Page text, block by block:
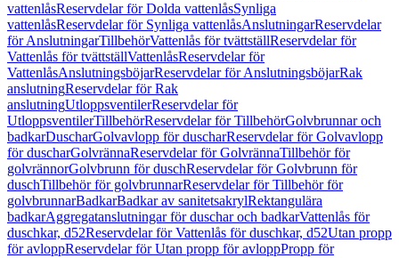
vattenlåsReservdelar för Dolda vattenlåsSynliga
vattenlåsReservdelar för Synliga vattenlåsAnslutningarReservdelar
för AnslutningarTillbehörVattenlås för tvättställReservdelar för
Vattenlås för tvättställVattenlåsReservdelar för
VattenlåsAnslutningsböjarReservdelar för AnslutningsböjarRak
anslutningReservdelar för Rak
anslutningUtloppsventilerReservdelar för
UtloppsventilerTillbehörReservdelar för TillbehörGolvbrunnar och
badkarDuscharGolvavlopp för duscharReservdelar för Golvavlopp
för duscharGolvrännaReservdelar för GolvrännaTillbehör för
golvrännorGolvbrunn för duschReservdelar för Golvbrunn för
duschTillbehör för golvbrunnarReservdelar för Tillbehör för
golvbrunnarBadkarBadkar av sanitetsakrylRektangulära
badkarAggregatanslutningar för duschar och badkarVattenlås för
duschkar, d52Reservdelar för Vattenlås för duschkar, d52Utan propp
för avloppReservdelar för Utan propp för avloppPropp för